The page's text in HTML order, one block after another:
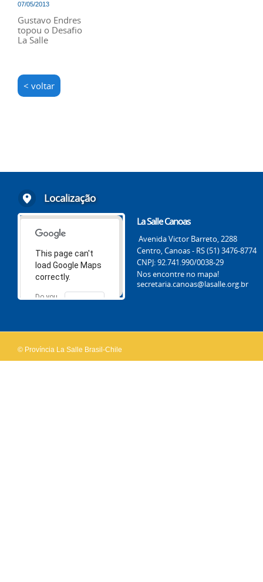
07/05/2013
Gustavo Endres
topou o Desafio
La Salle
< voltar
Localização
This page can't
load Google Maps
correctly.
Do you
OK
La Salle Canoas
Avenida Victor Barreto, 2288
Centro, Canoas - RS (51) 3476-8774
CNPJ: 92.741.990/0038-29
Nos encontre no mapa!
secretaria.canoas@lasalle.org.br
© Província La Salle Brasil-Chile